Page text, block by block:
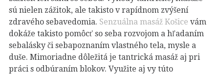
sú nielen zážitok, ale takisto v rapídnom zvýšení
zdravého sebavedomia. Senzuálna masáž Košice vám
dokáže takisto pomôcť so seba rozvojom a hľadaním
sebalásky či sebapoznaním vlastného tela, mysle a
duše. Mimoriadne dôležitá je tantrická masáž aj pri
práci s odbúraním blokov. Využite aj vy túto